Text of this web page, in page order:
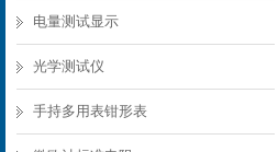
电量测试显示
光学测试仪
手持多用表钳形表